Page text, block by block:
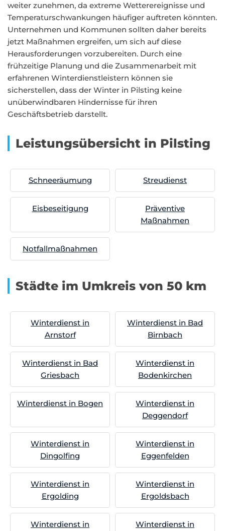
weiter zunehmen, da extreme Wetterereignisse und
Temperaturschwankungen häufiger auftreten könnten.
Unternehmen und Kommunen sollten daher bereits
jetzt Maßnahmen ergreifen, um sich auf diese
Herausforderungen vorzubereiten. Durch eine
frühzeitige Planung und die Zusammenarbeit mit
erfahrenen Winterdienstleistern können sie
sicherstellen, dass der Winter in Pilsting keine
unüberwindbaren Hindernisse für ihren
Geschäftsbetrieb darstellt.
Leistungsübersicht in Pilsting
Schneeräumung Streudienst
Eisbeseitigung
Präventive
Maßnahmen
Notfallmaßnahmen
Städte im Umkreis von 50 km
Winterdienst in
Arnstorf
Winterdienst in Bad
Birnbach
Winterdienst in Bad
Griesbach
Winterdienst in
Bodenkirchen
Winterdienst in Bogen
Winterdienst in
Deggendorf
Winterdienst in
Dingolfing
Winterdienst in
Eggenfelden
Winterdienst in
Ergolding
Winterdienst in
Ergoldsbach
Winterdienst in
Winterdienst in